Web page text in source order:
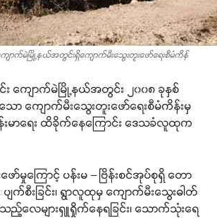
ကျောက်မဲမြို့နယ်အတွင်းရှိကျောက်မီးသွေးတူးဖော်ရေးစီမံကိန်
င်း ကျောက်မဲမြို့နယ်အတွင်း ၂၀၀၈ ခုနှစ်
ကျောက်မီးသွေးတူးဖော်ရေးစီမံကိန်းမှ
မာရေး ထိခိုက်နေကြောင်း ဒေသခံလူထုက
ာ်မှုကြောင့် ပန်းမ – ဗြိန်းစင်အုပ်စုရှိ တော
ပျက်စီးခြင်း၊ ရွာလူထုမှ ကျောက်မီးသွေးဓါတ်
ါသည့်လေများရှူရှိုက်နေရခြင်း၊ သောက်သုံးရေ